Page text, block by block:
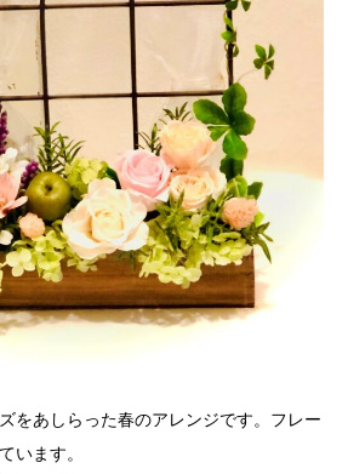
をあしらった春のアレンジです。フレー
います。